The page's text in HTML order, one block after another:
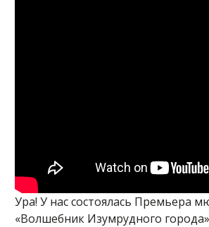
Ура! У нас состоялась Премьера
«Волшебник Изумрудного